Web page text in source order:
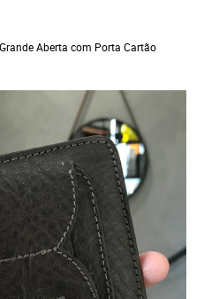
Aberta com Porta Cartão